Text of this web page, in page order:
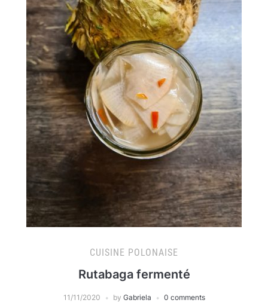
CUISINE POLONAISE
Rutabaga fermenté
11/11/2020 by Gabriela 0 comments